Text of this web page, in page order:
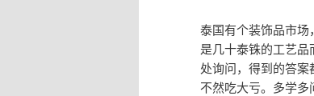
泰国有个装饰品市
是几十泰铢的工艺
处询问，得到的答案
不然吃大亏。多学多